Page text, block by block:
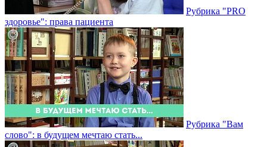
Рубрика "PRO
здоровье": права пациента
Рубрика "Вам
слово": в будущем мечтаю стать...